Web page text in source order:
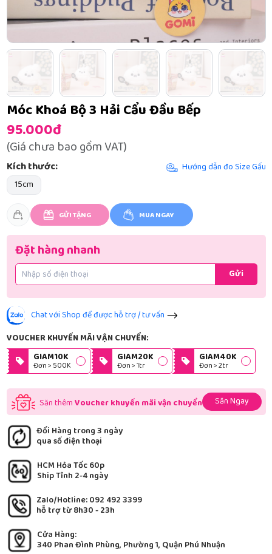
Móc Khoá Bộ 3 Hải Cẩu Đầu Bếp
95.000đ
(Giá chưa bao gồm VAT)
Kích thước:
Hướng dẫn đo Size Gấu
15cm
GỬI TẶNG MUA NGAY
Đặt hàng nhanh
Gửi
Chat với Shop để được hỗ trợ / tư vấn
VOUCHER KHUYẾN MÃI VẬN CHUYỂN:
GIAM10K
Đơn > 500K
GIAM20K
Đơn > 1tr
GIAM40K
Đơn > 2tr
Săn thêmVoucher khuyến mãi vận chuyển Săn Ngay
Đổi Hàng trong 3 ngày
qua số điện thoại
HCM Hỏa Tốc 60p
Ship Tỉnh 2-4 ngày
Zalo/Hotline: 092 492 3399
hỗ trợ từ 8h30 - 23h
Cửa Hàng:
340 Phan Đình Phùng, Phường 1, Quận Phú Nhuận